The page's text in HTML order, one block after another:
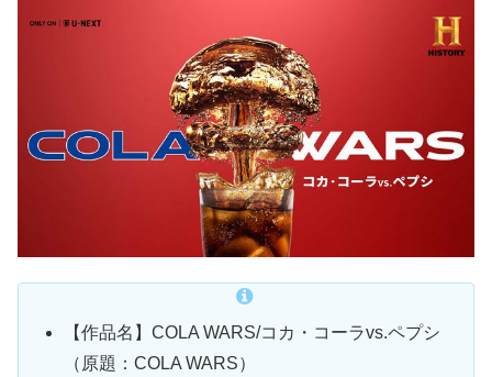
【作品名】COLA WARS/コカ・コーラvs.ペプシ
（原題：COLA WARS）